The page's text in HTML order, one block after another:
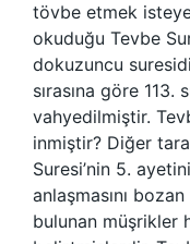
tövbe etmek
okuduğu Tevbe
dokuzuncu
sırasına göre 113.
vahyedilmiştir.
inmiştir? Diğer
Suresi’nin 5.
anlaşmasını
bulunan müşrikler